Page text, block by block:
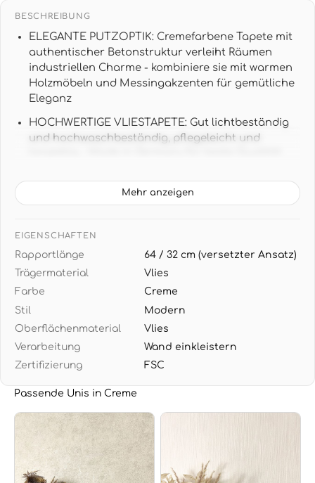
BESCHREIBUNG
ELEGANTE PUTZOPTIK: Cremefarbene Tapete mit
authentischer Betonstruktur verleiht Räumen
industriellen Charme - kombiniere sie mit warmen
Holzmöbeln und Messingakzenten für gemütliche
Eleganz
HOCHWERTIGE VLIESTAPETE: Gut lichtbeständig
und hochwaschbeständig, pflegeleicht und
Rapport 64/32 cm mit versetztem Ansatz
Weißtöne schaffen beruhigende Atmosphäre -
Rattan und hellen Hölzern
EINFACHE VERARBEITUNG: Wand einkleistern,
Renovierung
Mehr anzeigen
EIGENSCHAFTEN
Rapportlänge
64 / 32 cm (versetzter Ansatz)
Trägermaterial
Vlies
Farbe
Creme
Stil
Modern
Oberflächenmaterial
Vlies
Verarbeitung
Wand einkleistern
Zertifizierung
FSC
Passende Unis in Creme